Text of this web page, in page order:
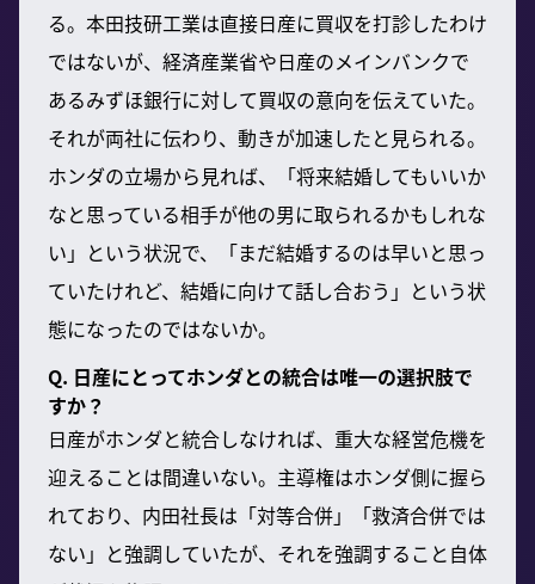
る。本田技研工業は直接日産に買収を打診したわけ
ではないが、経済産業省や日産のメインバンクで
あるみずほ銀行に対して買収の意向を伝えていた。
それが両社に伝わり、動きが加速したと見られる。
ホンダの立場から見れば、「将来結婚してもいいか
なと思っている相手が他の男に取られるかもしれな
い」という状況で、「まだ結婚するのは早いと思っ
ていたけれど、結婚に向けて話し合おう」という状
態になったのではないか。
Q. 日産にとってホンダとの統合は唯一の選択肢で
すか？
日産がホンダと統合しなければ、重大な経営危機を
迎えることは間違いない。主導権はホンダ側に握ら
れており、内田社長は「対等合併」「救済合併では
ない」と強調していたが、それを強調すること自体